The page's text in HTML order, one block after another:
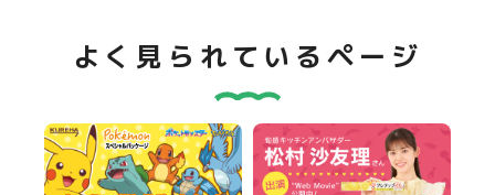
よく見られているページ